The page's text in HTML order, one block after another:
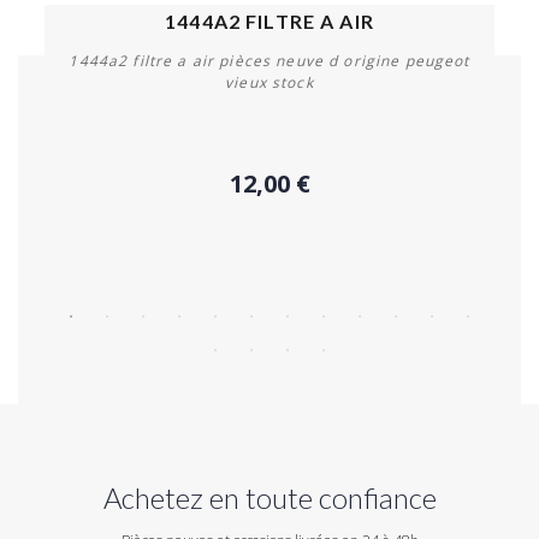
1444A2 FILTRE A AIR
1444a2 filtre a air pièces neuve d origine peugeot
vieux stock
12,00 €
Achetez en toute confiance